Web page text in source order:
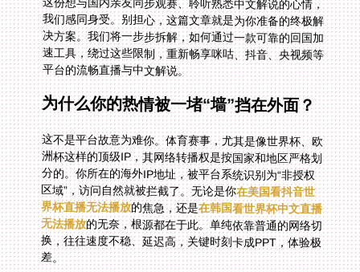
平台的流畅直播与中文解说。
为什么你的热情被一堵“墙”挡在外面？
这不是平台故意为难你。体育赛事，尤其是像世界杯、欧
洲杯这样的顶级IP，其网络转播权是按国家和地区严格划
分的。你所在的海外IP地址，被平台系统识别为“非授权
区域”，访问自然就被拦截了。无论是你在美国看抖音世
界杯直播无法播放的焦急，还是在韩国看世界杯中文直播
无法播放的无奈，根源都在于此。单纯依靠普通的网络切
换，往往速度不稳、延迟高，关键时刻卡成PPT，体验极
差。